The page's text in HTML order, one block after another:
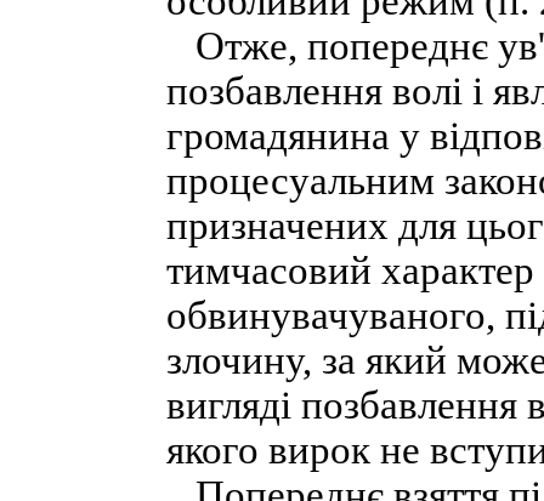
Отже, попереднє
позбавлення волі і
громадянина у
процесуальним
призначених для
тимчасовий характер
обвинувачуваного,
злочину, за який
вигляді позбавлення
якого вирок не